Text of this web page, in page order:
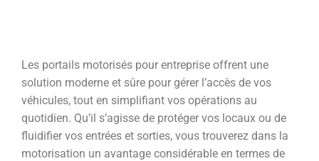
Les portails motorisés pour entreprise offrent une
solution moderne et sûre pour gérer l’accès de vos
véhicules, tout en simplifiant vos opérations au
quotidien. Qu’il s’agisse de protéger vos locaux ou de
fluidifier vos entrées et sorties, vous trouverez dans la
motorisation un avantage considérable en termes de